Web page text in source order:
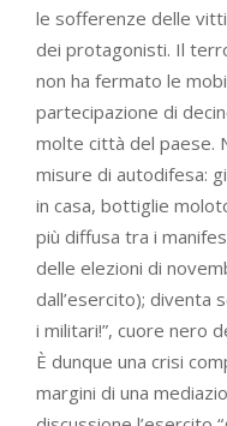
le sofferenze delle
dei protagonisti. Il
non ha fermato le
partecipazione di
molte città del paese.
misure di autodifesa:
in casa, bottiglie
più diffusa tra i
delle elezioni di
dall’esercito); diventa
i militari!”, cuore nero
È dunque una crisi
margini di una